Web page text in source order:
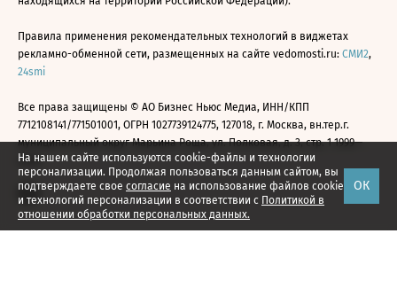
На нашем сайте используются cookie-файлы и технологии
персонализации. Продолжая пользоваться данным сайтом, вы
подтверждаете свое согласие на использование файлов cookie
и технологий персонализации в соответствии с Политикой в
отношении обработки персональных данных.
ОК
Правила применения рекомендательных технологий в виджетах
рекламно-обменной сети, размещенных на сайте vedomosti.ru: СМИ2,
24smi
Все права защищены © АО Бизнес Ньюс Медиа, ИНН/КПП
7712108141/771501001, ОГРН 1027739124775, 127018, г. Москва, вн.тер.г.
муниципальный округ Марьина Роща, ул. Полковая, д. 3, стр. 1 1999—
2026